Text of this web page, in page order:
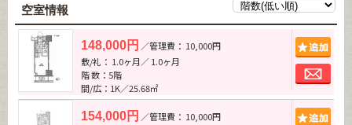
空室情報
148,000円 ／管理費： 10,000円
敷/礼： 1.0ヶ月／ 1.0ヶ月
階 数：5階
間/広：1K／25.68㎡
154,000円 ／管理費： 10,000円